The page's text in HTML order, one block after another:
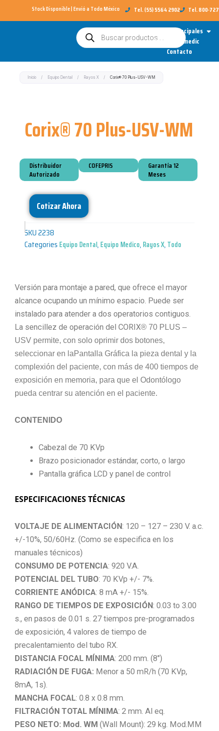
al
Stock Disponible | Envió a Todo México​ Tel. (55) 5564 2902 Tel. 800-
Búsqueda
de
productos
Categorías Principales
Sobre Redimedic
Contacto
Inicio / Equipo Dental / Rayos X / Corix® 70 Plus-USV-WM
Corix® 70 Plus-USV-WM
Distribuidor
Autorizado
COFEPRIS
Garantía 12
Meses
Cotizar Ahora
SKU2238
Categories Equipo Dental, Equipo Medico, Rayos X, Todo
Versión para montaje a pared, que ofrece el mayor
alcance ocupando un mínimo espacio. Puede ser
instalado para atender a dos operatorios contiguos.
La sencillez de operación del CORIX® 70 PLUS –
USV permite, con solo oprimir dos botones,
seleccionar en laPantalla Gráfica la pieza dental y la
complexión del paciente, con más de 400 tiempos de
exposición en memoria, para que el Odontólogo
pueda centrar su atención en el paciente.
CONTENIDO
Cabezal de 70 KVp
Brazo posicionador estándar, corto, o largo
Pantalla gráfica LCD y panel de control
ESPECIFICACIONES TÉCNICAS
VOLTAJE DE ALIMENTACIÓN: 120 – 127 – 230 V. a.c.
+/-10%, 50/60Hz. (Como se especifica en los
manuales técnicos)
CONSUMO DE POTENCIA: 920 V.A.
POTENCIAL DEL TUBO: 70 KVp +/- 7%.
CORRIENTE ANÓDICA: 8 mA +/- 15%.
RANGO DE TIEMPOS DE EXPOSICIÓN: 0.03 to 3.00
s., en pasos de 0.01 s. 27 tiempos pre-programados
de exposición, 4 valores de tiempo de
precalentamiento del tubo RX.
DISTANCIA FOCAL MÍNIMA: 200 mm. (8″)
RADIACIÓN DE FUGA: Menor a 50 mR/h (70 KVp,
8mA, 1s).
MANCHA FOCAL: 0.8 x 0.8 mm.
FILTRACIÓN TOTAL MÍNIMA: 2 mm. Al eq.
PESO NETO: Mod. WM (Wall Mount): 29 kg. Mod.MM